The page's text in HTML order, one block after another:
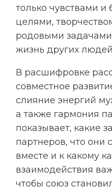
только чувствами
целями,
родовыми
жизнь других
В расшифровке
совместное
слияние энергий
а также гармония
показывает, какие
партнеров, что они
вместе и к какому
взаимодействия
чтобы союз